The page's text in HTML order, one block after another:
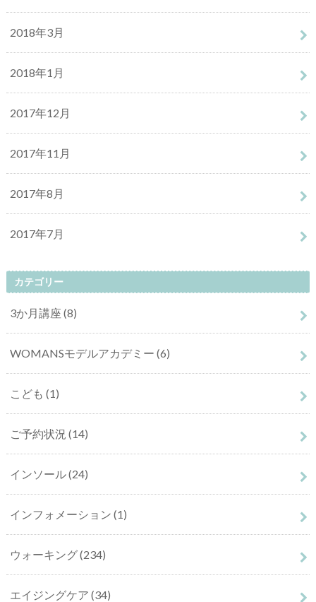
2018年3月
2018年1月
2017年12月
2017年11月
2017年8月
2017年7月
カテゴリー
3か月講座 (8)
WOMANSモデルアカデミー (6)
こども (1)
ご予約状況 (14)
インソール(24)
インフォメーション (1)
ウォーキング(234)
エイジングケア (34)